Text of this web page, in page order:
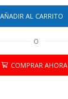
AÑADIR AL CARRITO
O
COMPRAR AHORA